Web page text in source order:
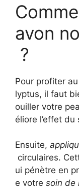
avon
?
Pour profiter
lyptus, il faut
ouiller votre
éliore l’effet du
Ensuite,
circulaires.
ui pénètre en
e votre soin de